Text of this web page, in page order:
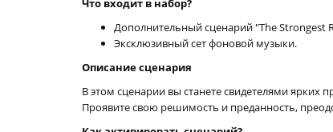
Что входит в набор?
Дополнительный сценарий "The Strongest
Эксклюзивный сет фоновой музыки.
Описание сценария
В этом сценарии вы станете свидетелями
Проявите свою решимость и преданность,